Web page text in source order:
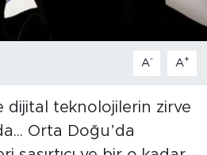
A- A+
dijital teknolojilerin zirve
Orta Doğu’da